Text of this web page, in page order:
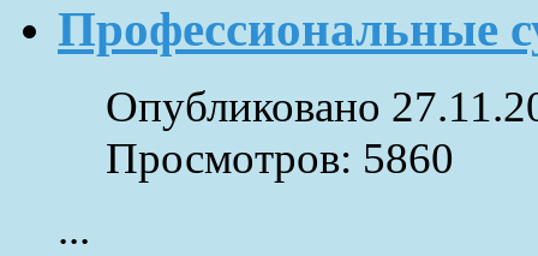
Профессиональные
Опубликовано
Просмотров: 5860
...